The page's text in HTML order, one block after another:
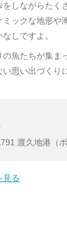
しながらたく
ックな地形や
しですよ。
魚たちが集ま
思い出づくり
渡久地港（ボ
見る